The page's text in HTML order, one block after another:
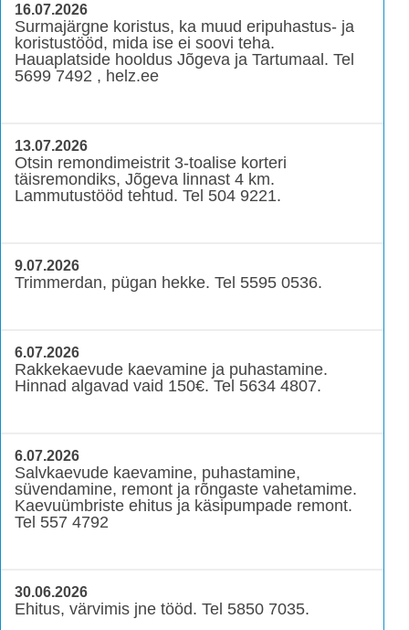
16.07.2026
Surmajärgne koristus, ka muud eripuhastus- ja
koristustööd, mida ise ei soovi teha.
Hauaplatside hooldus Jõgeva ja Tartumaal. Tel
5699 7492 , helz.ee
13.07.2026
Otsin remondimeistrit 3-toalise korteri
täisremondiks, Jõgeva linnast 4 km.
Lammutustööd tehtud. Tel 504 9221.
9.07.2026
Trimmerdan, pügan hekke. Tel 5595 0536.
6.07.2026
Rakkekaevude kaevamine ja puhastamine.
Hinnad algavad vaid 150€. Tel 5634 4807.
6.07.2026
Salvkaevude kaevamine, puhastamine,
süvendamine, remont ja rõngaste vahetamime.
Kaevuümbriste ehitus ja käsipumpade remont.
Tel 557 4792
30.06.2026
Ehitus, värvimis jne tööd. Tel 5850 7035.